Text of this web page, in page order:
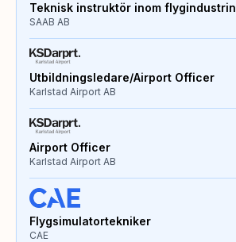
Teknisk instruktör inom flygindustrin
SAAB AB
Utbildningsledare/Airport Officer
Karlstad Airport AB
Airport Officer
Karlstad Airport AB
Flygsimulatortekniker
CAE